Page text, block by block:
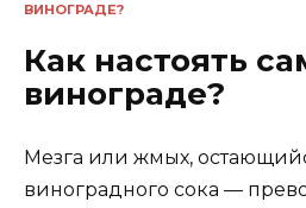
ВИНОГРАДЕ?
Как настоять
винограде?
Мезга или жмых,
виноградного сока —